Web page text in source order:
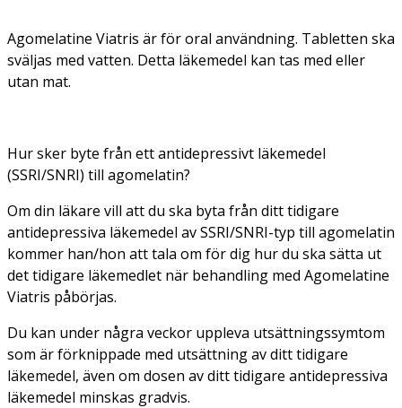
Agomelatine Viatris är för oral användning. Tabletten ska
sväljas med vatten. Detta läkemedel kan tas med eller
utan mat.
Hur sker byte från ett antidepressivt läkemedel
(SSRI/SNRI) till agomelatin?
Om din läkare vill att du ska byta från ditt tidigare
antidepressiva läkemedel av SSRI/SNRI-typ till agomelatin
kommer han/hon att tala om för dig hur du ska sätta ut
det tidigare läkemedlet när behandling med Agomelatine
Viatris påbörjas.
Du kan under några veckor uppleva utsättningssymtom
som är förknippade med utsättning av ditt tidigare
läkemedel, även om dosen av ditt tidigare antidepressiva
läkemedel minskas gradvis.